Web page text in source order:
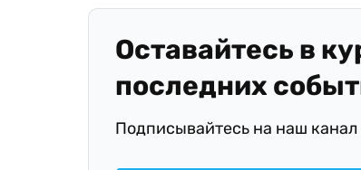
Оставайтесь в
последних
Подписывайтесь на наш канал